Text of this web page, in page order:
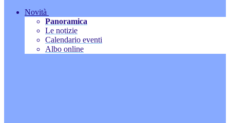
Novità
Panoramica
Le notizie
Calendario eventi
Albo online